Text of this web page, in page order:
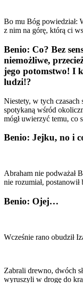
Bo mu Bóg powiedział:
z nim na górę, którą ci
Benio: Co? Bez
niemożliwe,
jego potomstwo! I
ludzi!?
Niestety, w tych czasach
spotykaną wśród
mógł uwierzyć temu, co
Benio: Jejku, no i
Abraham nie podważał
nie rozumiał, postanowił
Benio: Ojej…
Wcześnie rano obudził
Zabrali drewno, dwóch
wyruszyli w drogę do